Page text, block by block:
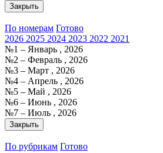
Закрыть
По номерам Готово
2026 2025 2024 2023 2022 2021
№1 – Январь , 2026
№2 – Февраль , 2026
№3 – Март , 2026
№4 – Апрель , 2026
№5 – Май , 2026
№6 – Июнь , 2026
№7 – Июль , 2026
Закрыть
По рубрикам Готово